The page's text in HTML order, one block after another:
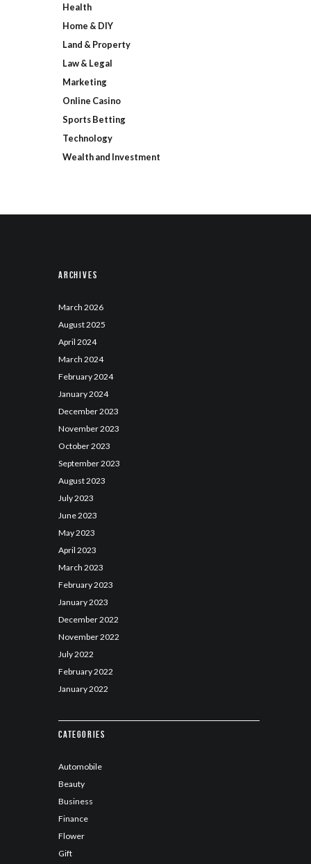
Health
Home & DIY
Land & Property
Law & Legal
Marketing
Online Casino
Sports Betting
Technology
Wealth and Investment
Archives
March 2026
August2025
April 2024
March 2024
February2024
January2024
December2023
November2023
October2023
September2023
August2023
July2023
June2023
May2023
April 2023
March 2023
February2023
January2023
December2022
November2022
July2022
February2022
January2022
Categories
Automobile
Beauty
Business
Finance
Flower
Gift